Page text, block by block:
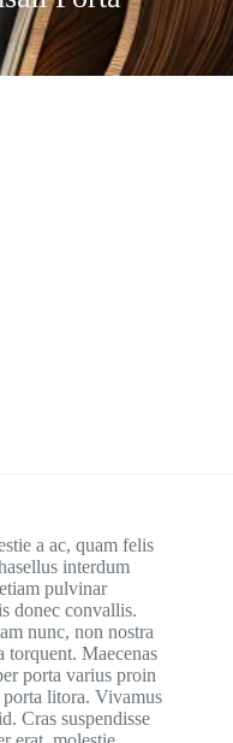
a ac, quam felis
interdum
pulvinar
donec convallis.
nunc, non nostra
torquent. Maecenas
porta varius proin
porta litora. Vivamus
Cras suspendisse